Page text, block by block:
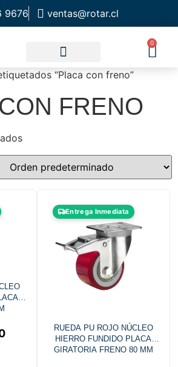
9676 ventas@rotar.cl
0
“Placa con freno”
FRENO
Entrega Inmediata
RUEDA PU ROJO NÚCLEO
HIERRO FUNDIDO PLACA
GIRATORIA FRENO 80 MM